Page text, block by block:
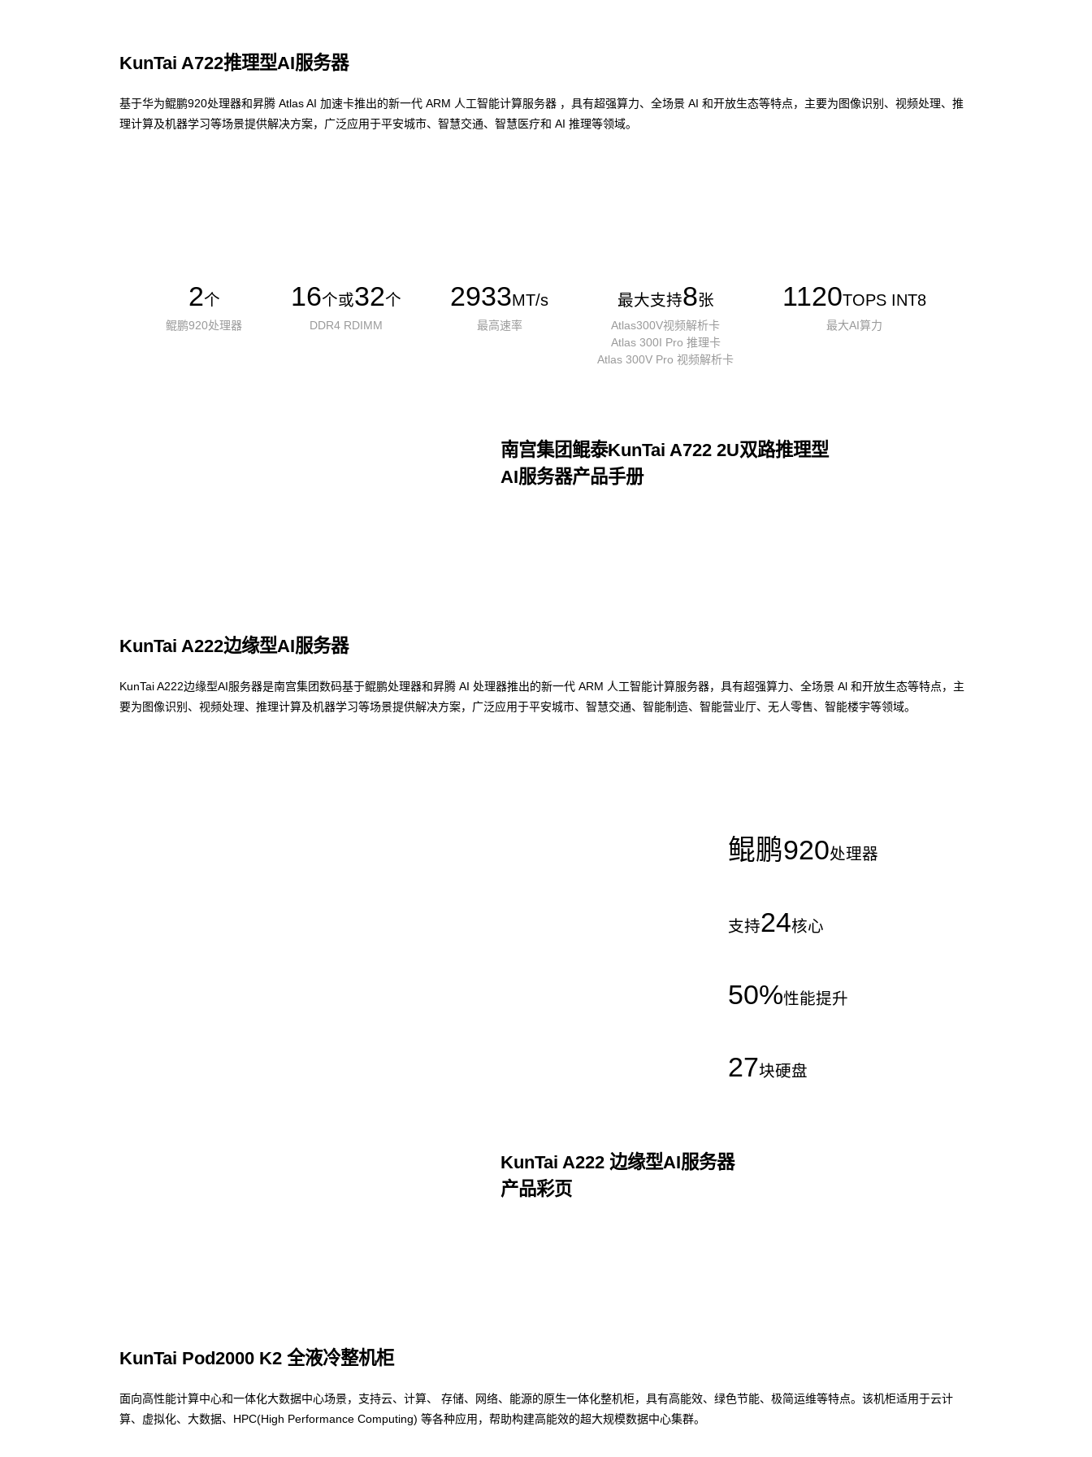
KunTai A722推理型AI服务器
基于华为鲲鹏920处理器和昇腾 Atlas AI 加速卡推出的新一代 ARM 人工智能计算服务器 ，具有超强算力、全场景 AI 和开放生态等特点，主要为图像识别、视频处理、推
理计算及机器学习等场景提供解决方案，广泛应用于平安城市、智慧交通、智慧医疗和 AI 推理等领域。
2个
鲲鹏920处理器
16个或32个
DDR4 RDIMM
2933MT/s
最高速率
最大支持8张
Atlas300V视频解析卡
Atlas 300I Pro 推理卡
Atlas 300V Pro 视频解析卡
1120TOPS INT8
最大AI算力
南宫集团鲲泰KunTai A722 2U双路推理型
AI服务器产品手册
KunTai A222边缘型AI服务器
KunTai A222边缘型AI服务器是南宫集团数码基于鲲鹏处理器和昇腾 AI 处理器推出的新一代 ARM 人工智能计算服务器，具有超强算力、全场景 Al 和开放生态等特点，主
要为图像识别、视频处理、推理计算及机器学习等场景提供解决方案，广泛应用于平安城市、智慧交通、智能制造、智能营业厅、无人零售、智能楼宇等领域。
鲲鹏920处理器
支持24核心
50%性能提升
27块硬盘
KunTai A222 边缘型AI服务器
产品彩页
KunTai Pod2000 K2 全液冷整机柜
面向高性能计算中心和一体化大数据中心场景，支持云、计算、 存储、网络、能源的原生一体化整机柜，具有高能效、绿色节能、极简运维等特点。该机柜适用于云计
算、虚拟化、大数据、HPC(High Performance Computing) 等各种应用，帮助构建高能效的超大规模数据中心集群。